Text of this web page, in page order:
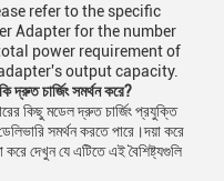
Please refer to the specific
Adapter for the number
power requirement of
output capacity.
দ্রুত চার্জিং সমর্থন করে?
কিছু মডেল দ্রুত চার্জিং প্রযুক্তি
সমর্থন করতে পারে।দয়া করে
করে দেখুন যে এটিতে এই বৈশিষ্ট্যগুলি